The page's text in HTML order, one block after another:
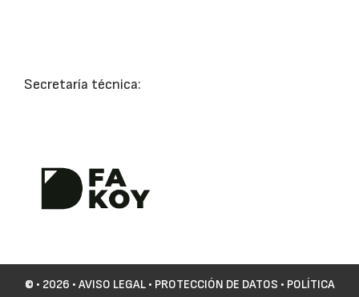
Secretaría técnica:
© • 2026 • AVISO LEGAL• PROTECCIÓN DE DATOS • POLÍTICA